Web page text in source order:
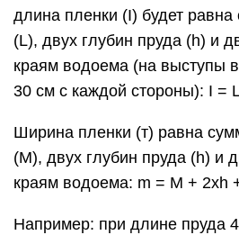
длина пленки (I) будет
(L), двух глубин пруда (h) и
краям водоема (на выступы
30 см с каждой стороны): I =
Ширина пленки (т) равна
(М), двух глубин пруда (h) и
краям водоема: m = М + 2xh
Например: при длине пруда